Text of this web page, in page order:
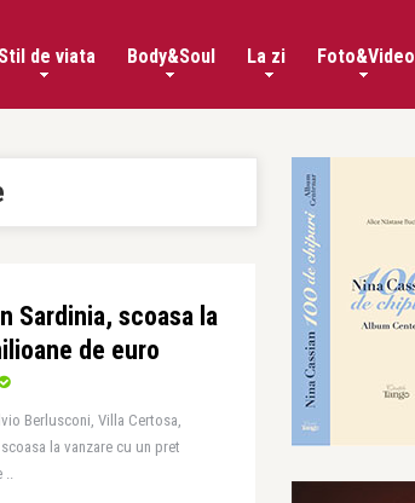
Stil de viata Body&Soul La zi Foto&Video
Sardinia, scoasa la
de euro
Berlusconi, Villa Certosa,
la vanzare cu un pret
..